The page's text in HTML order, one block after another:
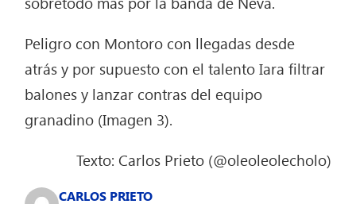
Peligro con Montoro con llegadas desde
atrás y por supuesto con el talento Iara filtrar
balones y lanzar contras del equipo
granadino (Imagen 3).
Texto: Carlos Prieto (@oleoleolecholo)
CARLOS PRIETO